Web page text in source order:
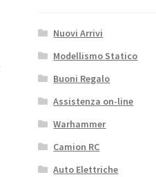
Nuovi Arrivi
Modellismo Statico
Buoni Regalo
Assistenza on-line
Warhammer
Camion RC
Auto Elettriche